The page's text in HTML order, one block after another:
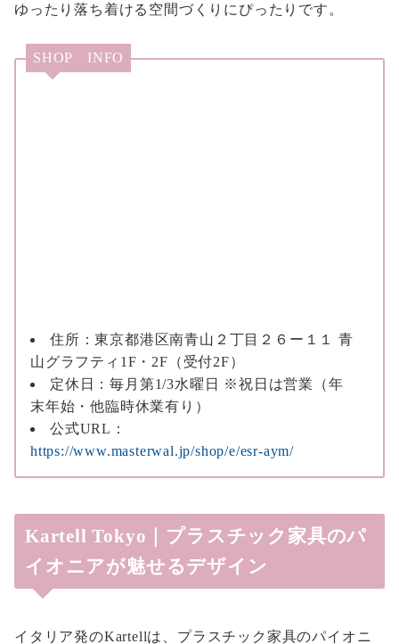
ゆったり落ち着ける空間づくりにぴったりです。
SHOP INFO
住所：東京都港区南青山２丁目２６ー１１ 青
山グラフティ1F・2F（受付2F）
定休日：毎月第1/3水曜日 ※祝日は営業（年
末年始・他臨時休業有り）
公式URL：
https://www.masterwal.jp/shop/e/esr-aym/
Kartell Tokyo｜プラスチック家具のパ
イオニアが魅せるデザイン
イタリア発のKartellは、プラスチック家具のパイオニ